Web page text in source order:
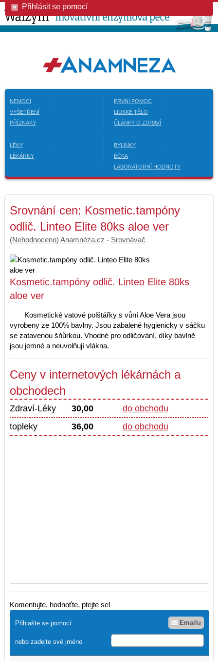
Přihlásit se pomocí
NEMOCI
VYŠETŘENÍ
PŘÍZNAKY
PRVNÍ POMOC
LIDSKÉ TĚLO
ČLÁNKY O ZDRAVÍ
LÉKY
LÉKÁRNY
BYLINKY
ÉČKA
LABORATORNÍ HODNOTY
Srovnání cen: Kosmetic.tampóny
odlič. Linteo Elite 80ks aloe ver
(Nehodnoceno) Anamnéza.cz - Srovnávač
Kosmetic.tampóny odlič. Linteo Elite 80ks
aloe ver
Kosmetické vatové polštářky s vůní Aloe Vera jsou
vyrobeny ze 100% bavlny. Jsou zabalené hygienicky v sáčku
se zatavenou šňůrkou. Vhodné pro odličování, díky bavlně
jsou jemné a neuvolňují vlákna.
Ceny v internetových lékárnách a
obchodech
Zdraví-Léky 30,00
do obchodu
topleky
36,00 do obchodu
Komentujte, hodnoťte, ptejte se!
Přihlašte se pomocí Emailu
nebo zadejte své jméno